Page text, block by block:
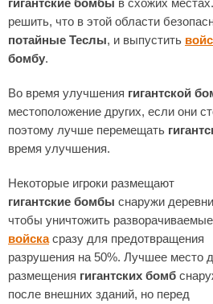
решить, что в этой области
потайные Теслы, и выпустить
бомбу.
Во время улучшения гигантской
местоположение других, если они
поэтому лучше перемещать
время улучшения.
Некоторые игроки размещают
гигантские бомбы снаружи
чтобы уничтожить разворачиваемые
войскасразу для предотвращения
разрушения на 50%. Лучшее место
размещения гигантских бомб
после внешних зданий, но перед